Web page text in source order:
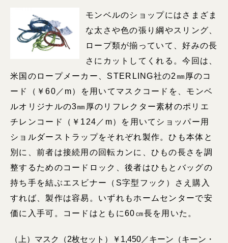
モンベルのショップにはさまざま
な太さや色の張り綱やスリング、
ロープ類が揃っていて、好みの長
さにカットしてくれる。今回は、
米国のロープメーカー、STERLING社の2㎜厚のコ
ード（￥60／m）を用いてマスクコードを、モンベ
ルオリジナルの3㎜厚のリフレクター素材のポリエ
チレンコード（￥124／m）を用いてショッパー用
ショルダーストラップをそれぞれ製作。ひも本体と
別に、前者は接続用の回転カンに、ひもの長さを調
整するためのコードロック、後者はひもとバッグの
持ち手を結ぶエスビナー（S字型フック）さえ購入
すれば、製作は容易。いずれもホームセンターで安
価に入手可。コードはともに60㎝長を用いた。
（上）マスク（2枚セット）￥1,450／キーン（キーン・